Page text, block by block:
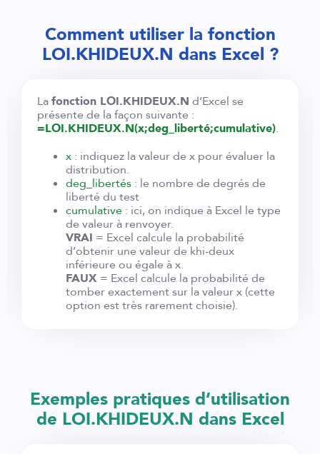
Comment utiliser la fonction
LOI.KHIDEUX.N dans Excel ?
Lafonction LOI.KHIDEUX.N d’Excel se
présente de la façon suivante :
=LOI.KHIDEUX.N(x;deg_liberté;cumulative).
x : indiquez la valeur de x pour évaluer la
distribution.
deg_libertés : le nombre de degrés de
liberté du test
cumulative : ici, on indique à Excel le type
de valeur à renvoyer.
VRAI = Excel calcule la probabilité
d’obtenir une valeur de khi-deux
inférieure ou égale à x.
FAUX = Excel calcule la probabilité de
tomber exactement sur la valeur x (cette
option est très rarement choisie).
Exemples pratiques d’utilisation
de LOI.KHIDEUX.N dans Excel